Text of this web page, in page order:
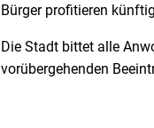
Bürger profitieren
Die Stadt bittet alle
vorübergehenden